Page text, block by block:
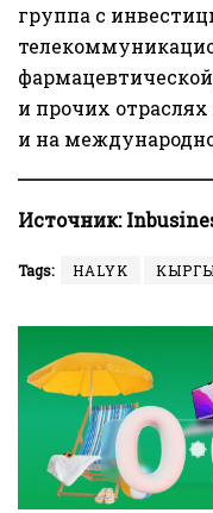
группа с
и прочих
и на
Источник:
Tags: HALYK